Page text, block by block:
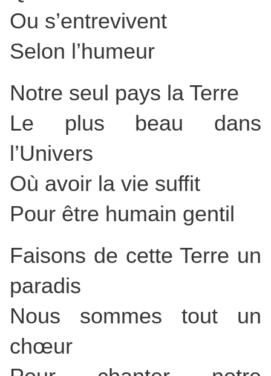
Ou s’entrevivent
Selon l’humeur
Notre seul pays la Terre
Le plus beau dans
l’Univers
Où avoir la vie suffit
Pour être humain gentil
Faisons de cette Terre un
paradis
Nous sommes tout un
chœur